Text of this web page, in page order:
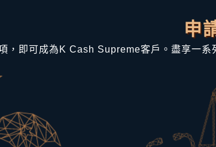
申
，即可成為K Cash Supreme客戶。盡享一